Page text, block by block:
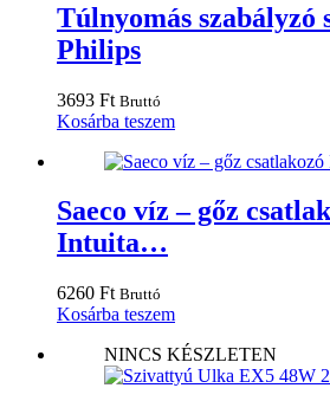
Túlnyomás szabályzó
Philips
3693 Ft Bruttó
Kosárba teszem
Saeco víz – gőz
Intuita…
6260 Ft Bruttó
Kosárba teszem
NINCS KÉSZLETEN